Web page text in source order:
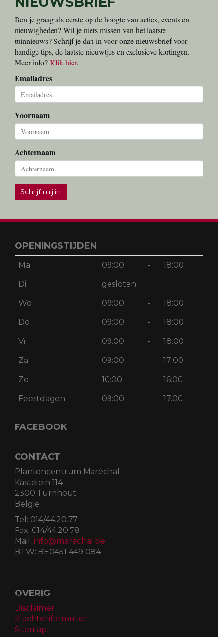
Edialux
Onze partner voor home-garden-pet bescherming
www.edialux.be
Wouter de Riemaecker - Tuinarchitectuur
Een uniek tuinontwerp laten maken?
www.infotuinontwerp.be
NIEUWSBRIEF
Ben je graag als eerste op de hoogte van acties, events en
nieuwigheden? Wil je niets missen van het laatste
tuinnieuws? Schrijf je dan in voor onze nieuwsbrief voor
handige tips, de laatste nieuwtjes en exclusieve kortingen.
Emailadres
Voornaam
Schrijf mij in
OPENINGSTIJDEN
Ma 09:00 18:00
Di gesloten
Wo 09:00 18:00
Do 09:00 18:00
Vr
Zo
Feestdagen
FACEBOOK
CONTACT
Plantencentrum Maréchal
Fax:014/44.20.78
Mail: info@marechal.be
BTW:BE0451 449 084